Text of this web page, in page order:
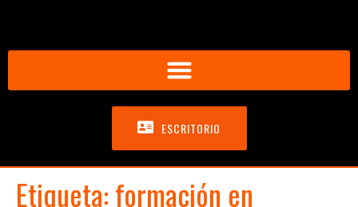
ESCRITORIO
Etiqueta:formación en